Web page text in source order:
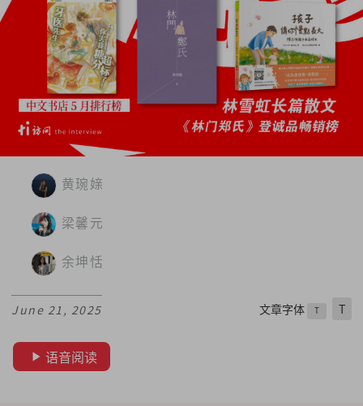
黄琬媇
梁馨元
余坤恬
June 21, 2025 文章字体 T T
语音阅读